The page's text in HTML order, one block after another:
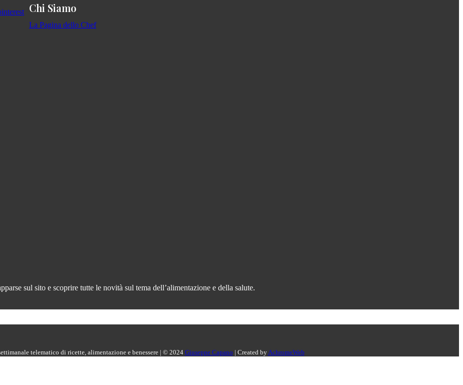
Chi Siamo
La Pagina dello Chef
sul sito e scoprire tutte le novità sul tema dell’alimentazione e della salute.
telematico di ricette, alimentazione e benessere | © 2024 Giuseppe Capano | Created byAchromeWeb